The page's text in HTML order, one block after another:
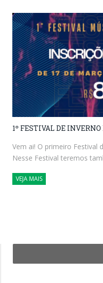
1º FESTIVAL DE
Vem ai! O primeiro Festival
Nesse Festival teremos
VEJA MAIS